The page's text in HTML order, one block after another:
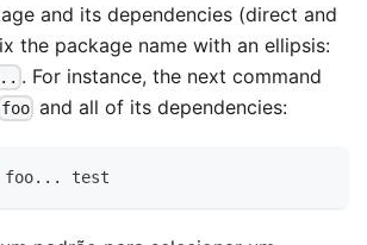
and its dependencies (direct and
the package name with an ellipsis:
. For instance, the next command
foo and all of its dependencies:
foo.. . test